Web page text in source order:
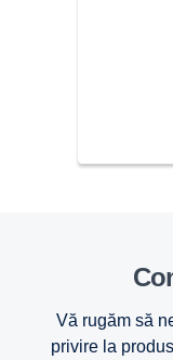
Vă rugăm să
privire la